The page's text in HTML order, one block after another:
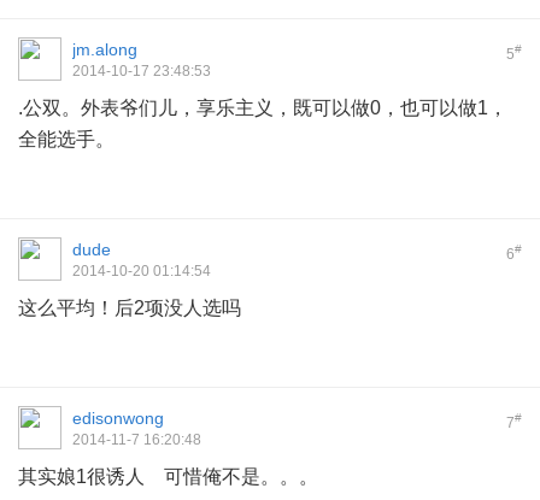
5#
jm.along
2014-10-17 23:48:53
.公双。外表爷们儿，享乐主义，既可以做0，也可以做1，
全能选手。
6#
dude
2014-10-20 01:14:54
这么平均！后2项没人选吗
7#
edisonwong
2014-11-7 16:20:48
其实娘1很诱人 可惜俺不是。。。